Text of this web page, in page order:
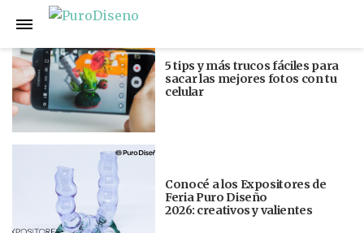
Anterior
5 tips y más trucos fáciles para
sacar las mejores fotos con tu
celular
Conocé a los Expositores de
Feria Puro Diseño
2026: creativos y valientes
Siguiente